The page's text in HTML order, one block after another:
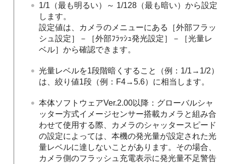
1/1（最も明るい）～ 1/128（最も暗い）から設定
します。
設定値は、カメラのメニューにある［外部フラッ
シュ設定］－［外部ﾌﾗｯｼｭ発光設定］－［光量レ
ベル］から確認できます。
光量レベルを1段階暗くすること（例：1/1→1/2）
は、絞り値1段（例：F4→5.6）に相当します。
本体ソフトウェアVer.2.00以降：グローバルシャ
ッター方式イメージセンサー搭載カメラと組み合
わせて使用する際、カメラのシャッタースピード
の設定によっては、本機の発光量が設定された光
量レベルに達しないことがあります。その場合、
カメラ側のフラッシュ充電表示に発光量不足警告